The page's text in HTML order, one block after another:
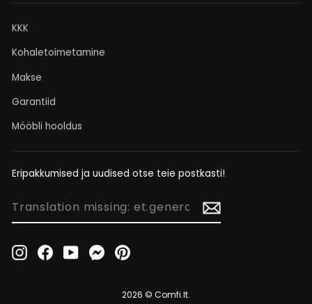
KKK
Kohaletoimetamine
Makse
Garantiid
Mööbli hooldus
Eripakkumised ja uudised otse teie postkasti!
TRANSLATION
InstagramFacebookYouTubeMessenger
2026 © Comfi.lt.